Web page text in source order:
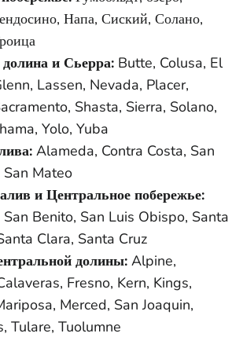
Напа, Сиский, Солано,
и Сьерра: Butte, Colusa, El
Lassen, Nevada, Placer,
Shasta, Sierra, Solano,
Yolo, Yuba
Alameda, Contra Costa, San
San Mateo
и Центральное побережье:
San Benito, San Luis Obispo, Santa
Clara, Santa Cruz
долины: Alpine,
Fresno, Kern, Kings,
Merced, San Joaquin,
Tulare, Tuolumne